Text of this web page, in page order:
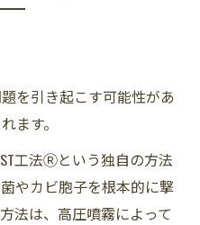
を引き起こす可能性があ
ます。
工法Ⓡという独自の方法
やカビ胞子を根本的に撃
法は、高圧噴霧によって